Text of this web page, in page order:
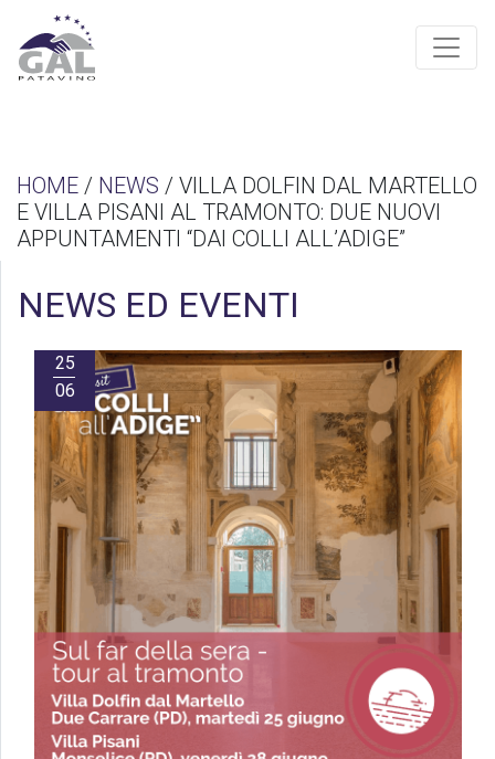
HOME / NEWS / VILLA DOLFIN DAL MARTELLO
E VILLA PISANI AL TRAMONTO: DUE NUOVI
APPUNTAMENTI “DAI COLLI ALL’ADIGE”
NEWS ED EVENTI
25
06